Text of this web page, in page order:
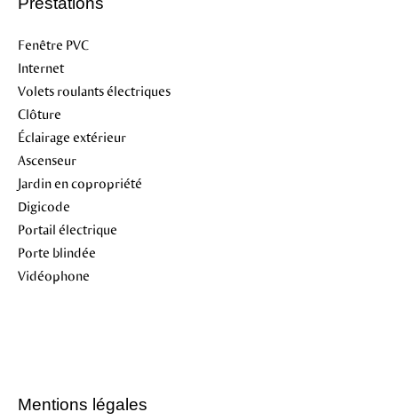
Fenêtre PVC
Internet
Volets roulants électriques
Clôture
Éclairage extérieur
Ascenseur
Jardin en copropriété
Digicode
Portail électrique
Porte blindée
Vidéophone
Mentions légales